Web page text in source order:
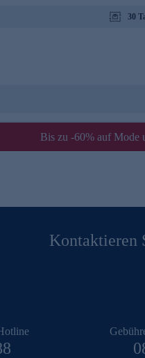
30
Bis zu -60% auf Mode
Kontaktieren